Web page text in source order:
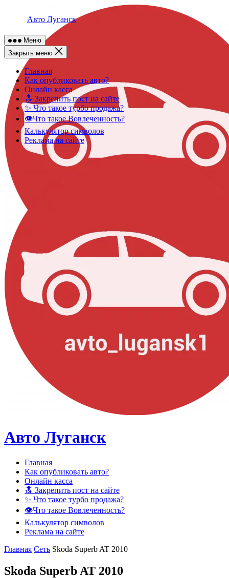
Авто Луганск
Меню
Закрыть меню
Главная
Как опубликовать авто?
Онлайн касса
🔝 Закрепить пост на сайте
✨ Что такое турбо продажа?
👁️Что такое Вовлеченность?
Калькулятор символов
Реклама на сайте
Авто Луганск
Главная
Как опубликовать авто?
Онлайн касса
🔝 Закрепить пост на сайте
✨ Что такое турбо продажа?
👁️Что такое Вовлеченность?
Калькулятор символов
Реклама на сайте
Главная Сеть Skoda Superb AT 2010
Skoda Superb AT 2010